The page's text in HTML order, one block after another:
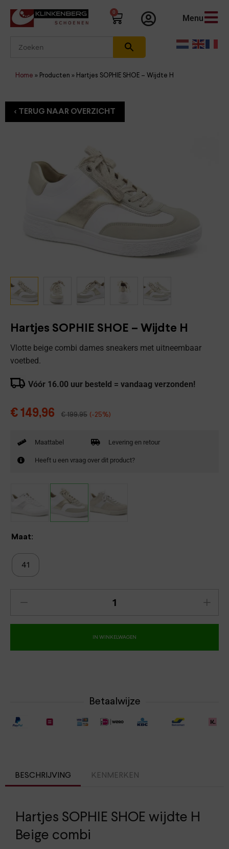
0
Menu
Home » Producten » Hartjes SOPHIE SHOE – Wijdte H
Hartjes SOPHIE SHOE – Wijdte H
Vlotte beige combi dames sneakers met uitneembaar
voetbed.
Vóór 16.00 uur besteld = vandaag verzonden!
€ 149,96 €199,95 (-25%)
Maattabel Levering en retour
Heeft u een vraag over dit product?
Maat:
41
IN WINKELWAGEN
Betaalwijze
BESCHRIJVING KENMERKEN
Hartjes SOPHIE SHOE wijdte H
Beige combi